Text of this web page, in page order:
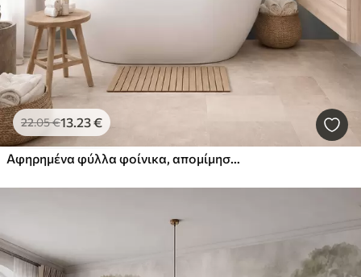
22.05€13 .23€